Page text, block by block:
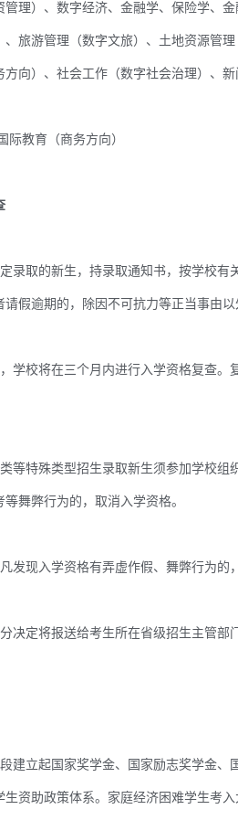
理）、数字经济、金融学、保险学、
、旅游管理（数字文旅）、土地资源管
向）、社会工作（数字社会治理）、
教育（商务方向）
取的新生，持录取通知书，按学校有
请假逾期的，除因不可抗力等正当事由
校将在三个月内进行入学资格复查。
特殊类型招生录取新生须参加学校组
舞弊行为的，取消入学资格。
现入学资格有弄虚作假、舞弊行为的
定将报送给考生所在省级招生主管部
立起国家奖学金、国家励志奖学金、
资助政策体系。家庭经济困难学生考